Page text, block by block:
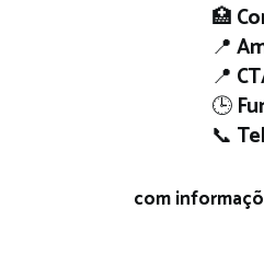
🏥
📍
📍
🕒
📞
com